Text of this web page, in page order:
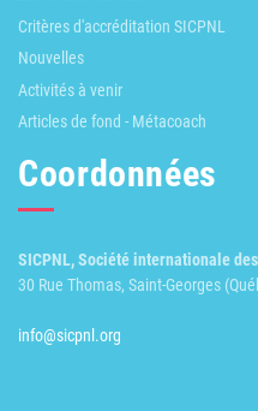
Critères d'accréditation SICPNL
Nouvelles
Activités à venir
Articles de fond - Métacoach
Coordonnées
SICPNL, Société internationale
30 Rue Thomas, Saint-Georges
info@sicpnl.org